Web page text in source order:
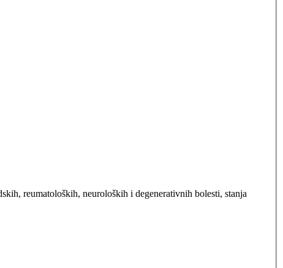
reumatoloških, neuroloških i degenerativnih bolesti, stanja